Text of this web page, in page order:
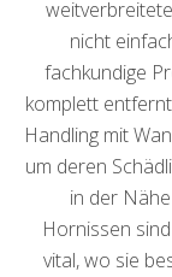
nicht
fachkundige
komplett
Handling mit
um deren
in der
Hornissen
vital, wo sie